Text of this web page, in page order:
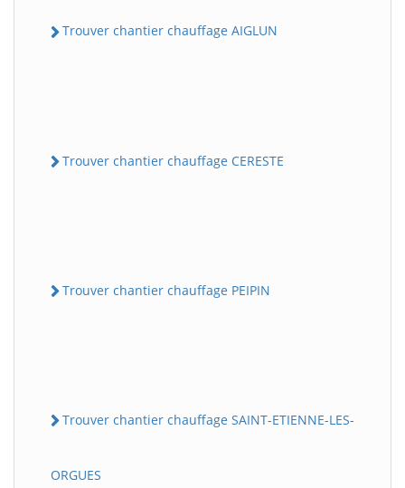
Trouver chantier chauffage AIGLUN
Trouver chantier chauffage CERESTE
Trouver chantier chauffage PEIPIN
Trouver chantier chauffage SAINT-ETIENNE-LES-
ORGUES